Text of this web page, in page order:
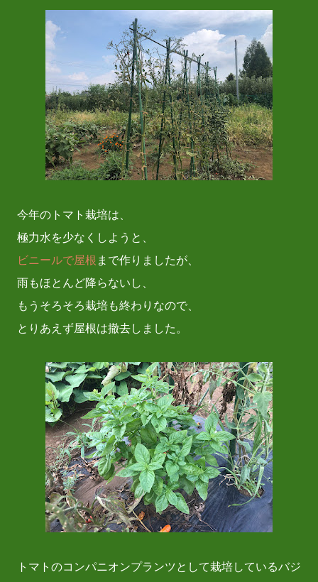
今年のトマト栽培は、
極力水を少なくしようと、
ビニールで屋根 まで作りましたが、
雨もほとんど降らないし、
もうそろそろ栽培も終わりなので、
とりあえず屋根は撤去しました。
トマトのコンパニオンプランツとして栽培しているバジ